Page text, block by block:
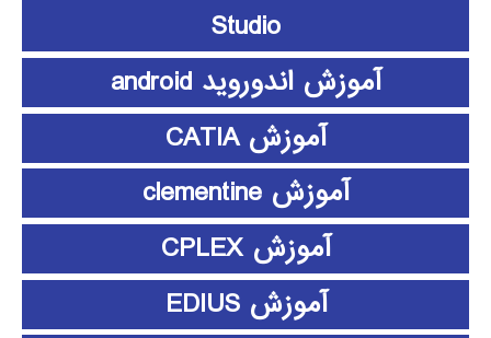
Studio
آموزش اندوروید android
آموزش CATIA
آموزش clementine
آموزش CPLEX
آموزش EDIUS